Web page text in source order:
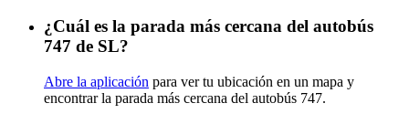
¿Cuál es la parada más cercana del autobús
747 de SL?
Abre la aplicación para ver tu ubicación en un mapa y
encontrar la parada más cercana del autobús 747.